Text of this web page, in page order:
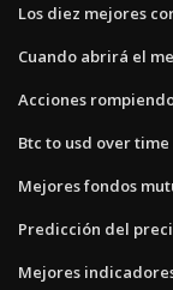
Los diez mejores
Cuando abrirá el
Acciones
Btc to usd over time
Mejores fondos
Predicción del
Mejores